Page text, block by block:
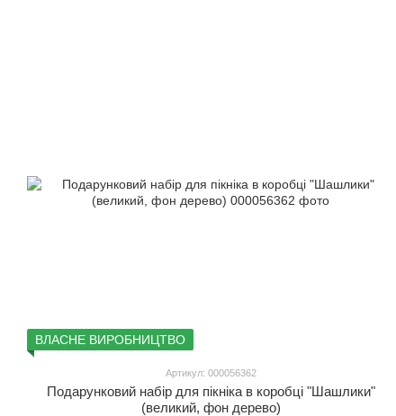
ВЛАСНЕ ВИРОБНИЦТВО
Артикул: 000056362
Подарунковий набір для пікніка в коробці "Шашлики"
(великий, фон дерево)